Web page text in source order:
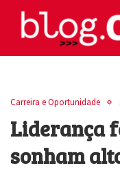
Carreira e Oportunidade
Liderança
sonham